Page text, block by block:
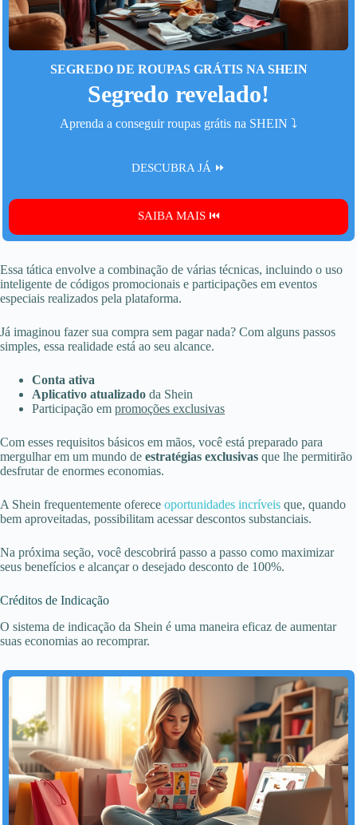
SEGREDO DE ROUPAS GRÁTIS NA SHEIN
Segredo revelado!
Aprenda a conseguir roupas grátis na SHEIN ⤵️
DESCUBRA JÁ ⏩
SAIBA MAIS ⏮️
Essa tática envolve a combinação de várias técnicas, incluindo o uso
inteligente de códigos promocionais e participações em eventos
especiais realizados pela plataforma.
Já imaginou fazer sua compra sem pagar nada? Com alguns passos
simples, essa realidade está ao seu alcance.
Conta ativa
Aplicativo atualizado da Shein
Participação em promoções exclusivas
Com esses requisitos básicos em mãos, você está preparado para
mergulhar em um mundo de estratégias exclusivas que lhe permitirão
desfrutar de enormes economias.
A Shein frequentemente oferece oportunidades incríveis que, quando
bem aproveitadas, possibilitam acessar descontos substanciais.
Na próxima seção, você descobrirá passo a passo como maximizar
seus benefícios e alcançar o desejado desconto de 100%.
Créditos de Indicação
O sistema de indicação da Shein é uma maneira eficaz de aumentar
suas economias ao recomprar.